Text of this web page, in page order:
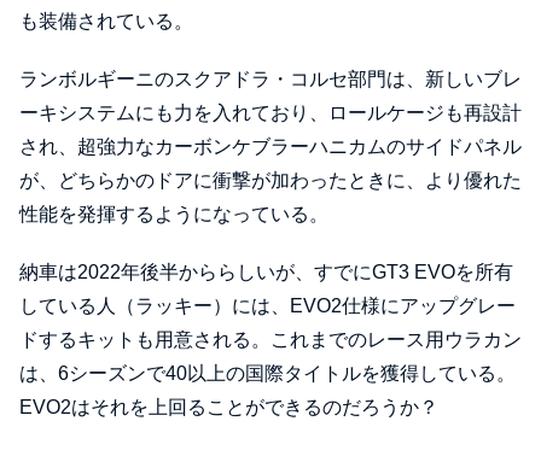
も装備されている。
ランボルギーニのスクアドラ・コルセ部門は、新しいブレ
ーキシステムにも力を入れており、ロールケージも再設計
され、超強力なカーボンケブラーハニカムのサイドパネル
が、どちらかのドアに衝撃が加わったときに、より優れた
性能を発揮するようになっている。
納車は2022年後半かららしいが、すでにGT3 EVOを所有
している人（ラッキー）には、EVO2仕様にアップグレー
ドするキットも用意される。これまでのレース用ウラカン
は、6シーズンで40以上の国際タイトルを獲得している。
EVO2はそれを上回ることができるのだろうか？